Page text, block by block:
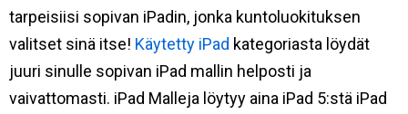
tarpeisiisi sopivan iPadin, jonka kuntoluokituksen
valitset sinä itse! Käytetty iPad kategoriasta löydät
juuri sinulle sopivan iPad mallin helposti ja
vaivattomasti. iPad Malleja löytyy aina iPad 5:stä iPad